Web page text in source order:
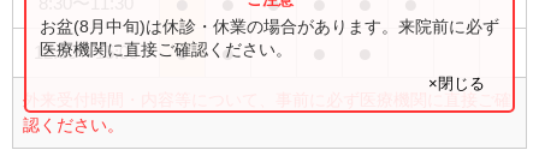
12:30〜15:00 ● ●
外来受付時間・内容等について、事前に必ず医療機関に直接ご確
認ください。
お盆(8月中旬)は休診・休業の場合があります。来院前に必ず
医療機関に直接ご確認ください。
×閉じる